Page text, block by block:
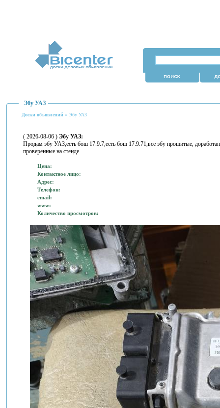
Эбу УАЗ
Доски объявлений » Эбу УАЗ
( 2026-08-06 ) Эбу УАЗ:
Продам эбу УАЗ,есть бош 17.9.7,есть бош 17.9.71,все эбу прошитые,
проверенные на стенде
Цена:
Контактное лицо:
Адрес:
Телефон:
email:
www:
Количество просмотров: